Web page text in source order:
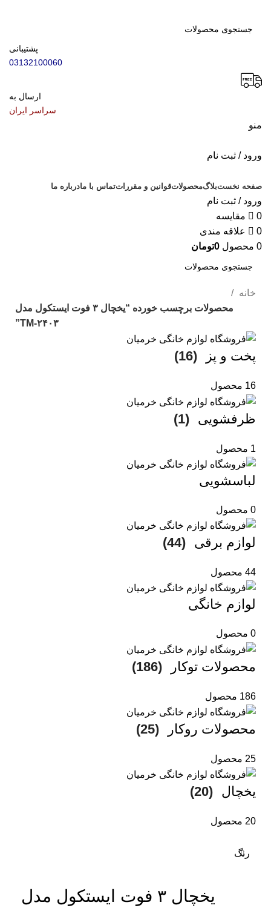
پشتیبانی
03132100060
ارسال به
سراسر ایران
منو
ورود / ثبت نام
صفحه نخستبلاگمحصولاتقوانین و مقرراتتماس با مادرباره ما
ورود / ثبت نام
0
مقایسه
0
علاقه مندی
0 محصول 0تومان
خانه
محصولات برچسب خورده “یخچال ۳ فوت ایستکول مدل
TM-۲۴۰۳”
پخت و پز (16)
16 محصول
ظرفشویی (1)
1 محصول
لباسشویی
0 محصول
لوازم برقی (44)
44 محصول
لوازم خانگی
0 محصول
محصولات توکار (186)
186 محصول
محصولات روکار (25)
25 محصول
یخچال (20)
20 محصول
رنگ
یخچال ۳ فوت ایستکول مدل